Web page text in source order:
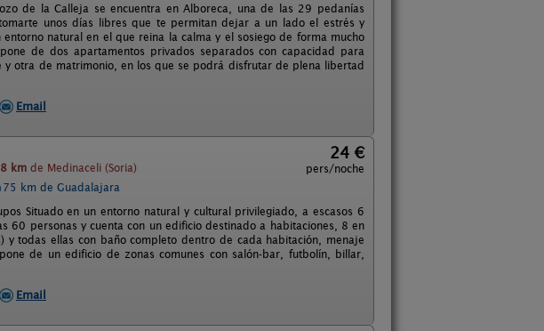
de la Calleja se encuentra en Alboreca, una de las 29 pedanías
unos días libres que te permitan dejar a un lado el estrés y
natural en el que reina la calma y el sosiego de forma mucho
de dos apartamentos privados separados con capacidad para
otra de matrimonio, en los que se podrá disfrutar de plena libertad
Email
km de Medinaceli (Soria)
24 €
pers/noche
75 km de Guadalajara
Situado en un entorno natural y cultural privilegiado, a escasos 6
60 personas y cuenta con un edificio destinado a habitaciones, 8 en
todas ellas con baño completo dentro de cada habitación, menaje
de un edificio de zonas comunes con salón-bar, futbolín, billar,
Email